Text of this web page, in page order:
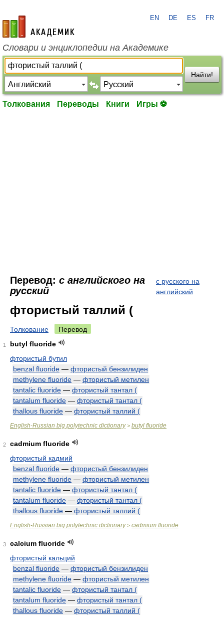
academic.ru
EN DE ES FR
Словари и энциклопедии на Академике
Найти!
Толкования Переводы Книги Игры ⚽
Перевод: с английского на
русский
с русского на
английский
фтористый таллий (
Толкование Перевод
1
butyl fluoride
фтористый бутил
benzal fluoride — фтористый бензилиден
methylene fluoride — фтористый метилен
tantalic fluoride — фтористый тантал (
tantalum fluoride — фтористый тантал (
thallous fluoride — фтористый таллий (
English-Russian big polytechnic dictionary> butyl fluoride
2
cadmium fluoride
фтористый кадмий
benzal fluoride — фтористый бензилиден
methylene fluoride — фтористый метилен
tantalic fluoride — фтористый тантал (
tantalum fluoride — фтористый тантал (
thallous fluoride — фтористый таллий (
English-Russian big polytechnic dictionary> cadmium fluoride
3
calcium fluoride
фтористый кальций
benzal fluoride — фтористый бензилиден
methylene fluoride — фтористый метилен
tantalic fluoride — фтористый тантал (
tantalum fluoride — фтористый тантал (
thallous fluoride — фтористый таллий (